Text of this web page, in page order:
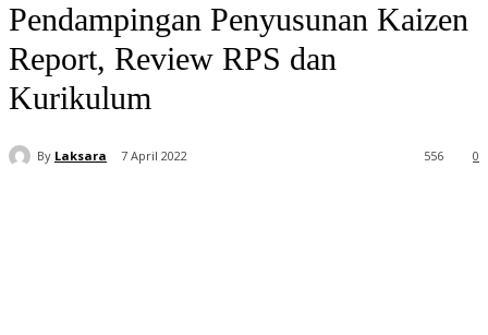
Pendampingan Penyusunan Kaizen
Report, Review RPS dan
Kurikulum
By Laksara 7 April 2022 0
556